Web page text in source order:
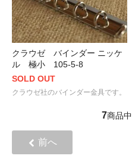
クラウゼ バインダー ニッケ
ル 極小 105-5-8
SOLD OUT
クラウゼ社のバインダー金具です。
7商品中
前へ